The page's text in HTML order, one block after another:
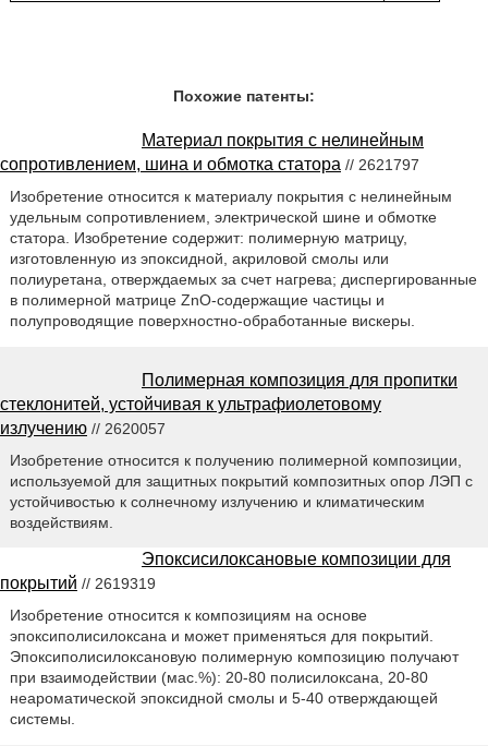
Похожие патенты:
Материал покрытия с нелинейным
сопротивлением, шина и обмотка статора // 2621797
Изобретение относится к материалу покрытия с нелинейным
удельным сопротивлением, электрической шине и обмотке
статора. Изобретение содержит: полимерную матрицу,
изготовленную из эпоксидной, акриловой смолы или
полиуретана, отверждаемых за счет нагрева; диспергированные
в полимерной матрице ZnO-содержащие частицы и
полупроводящие поверхностно-обработанные вискеры.
Полимерная композиция для пропитки
стеклонитей, устойчивая к ультрафиолетовому
излучению // 2620057
Изобретение относится к получению полимерной композиции,
используемой для защитных покрытий композитных опор ЛЭП с
устойчивостью к солнечному излучению и климатическим
воздействиям.
Эпоксисилоксановые композиции для
покрытий // 2619319
Изобретение относится к композициям на основе
эпоксиполисилоксана и может применяться для покрытий.
Эпоксиполисилоксановую полимерную композицию получают
при взаимодействии (мас.%): 20-80 полисилоксана, 20-80
неароматической эпоксидной смолы и 5-40 отверждающей
системы.